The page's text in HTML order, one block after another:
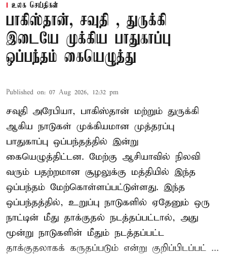
உலக செய்திகள்
பாகிஸ்தான், சவுதி , துருக்கி
இடையே முக்கிய பாதுகாப்பு
ஒப்பந்தம் கையெழுத்து
Published on: 07 Aug 2026, 12:32 pm
சவுதி அரேபியா, பாகிஸ்தான் மற்றும் துருக்கி
ஆகிய நாடுகள் முக்கியமான முத்தரப்பு
பாதுகாப்பு ஒப்பந்தத்தில் இன்று
கையெழுத்திட்டன. மேற்கு ஆசியாவில் நிலவி
வரும் பதற்றமான சூழலுக்கு மத்தியில் இந்த
ஒப்பந்தம் மேற்கொள்ளப்பட்டுள்ளது. இந்த
ஒப்பந்தத்தில், உறுப்பு நாடுகளில் ஏதேனும் ஒரு
நாட்டின் மீது தாக்குதல் நடத்தப்பட்டால், அது
மூன்று நாடுகளின் மீதும் நடத்தப்பட்ட
தாக்குதலாகக் கருதப்படும் என்று குறிப்பிடப்பட் ...